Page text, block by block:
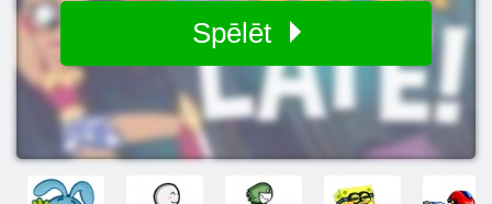
Spēlēt